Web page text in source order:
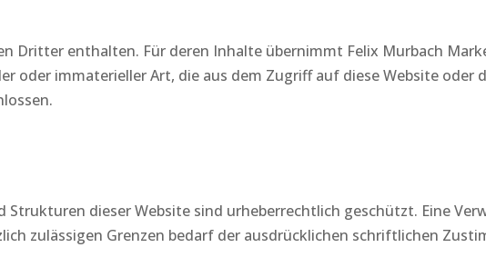
Dritter enthalten. Für deren Inhalte übernimmt Felix Murbach
oder immaterieller Art, die aus dem Zugriff auf diese Website oder
dieser Website sind urheberrechtlich geschützt. Eine
zulässigen Grenzen bedarf der ausdrücklichen schriftlichen